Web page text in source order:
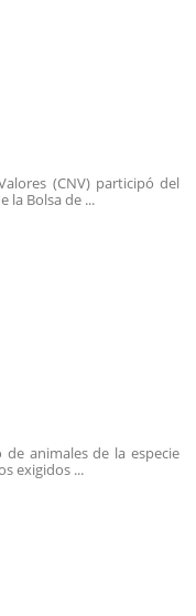
(CNV) participó del
la Bolsa de ...
de animales de la especie
exigidos ...